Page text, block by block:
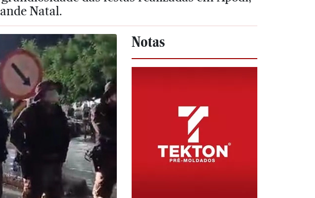
Natal.
Notas